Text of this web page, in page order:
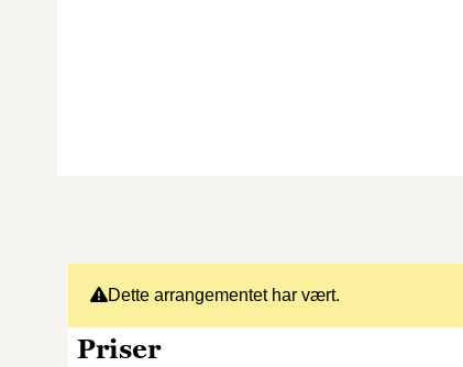
Dette arrangementet har vært.
Priser